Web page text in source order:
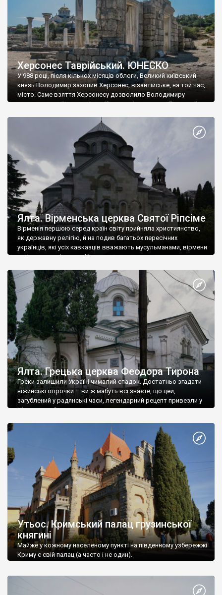
Херсонес Таврійський. ЮНЕСКО
У 988 році, після кількох місяців облоги, Великий київський
князь Володимир захопив Херсонес, візантійське, на той час,
місто. Саме взяття Херсонесу дозволило Володимиру
диктувати свої умови візантійському імператору Василю ІІ, та
Херсонесі Володимир-язичник, став Василем-християнином.
А потім було Хрещення Русі. На честь Херсонесу Таврійського
Ялта. Вірменська церква Святої Ріпсіме
Вірменія першою серед країн світу прийняла християнство,
як державну релігію, й на подив багатьох пересічних
українців, які усіх кавказців вважають мусульманами, вірмени
є відданими вірянами Христа
Ялта. Грецька церква Феодора Тирона
Греки залишили Україні чималий спадок. Достатньо згадати
ніжинські огірочки – ви ж мабуть всі знаєте, що цей,
загублений у радянські часи, легендарний рецепт привезли у
Ніжин греки?
Утьос. Кримський палац грузинської
княгині
Майже у кожному населеному пункті на південному узбережжі
Криму є свій палац (а часто і не один).